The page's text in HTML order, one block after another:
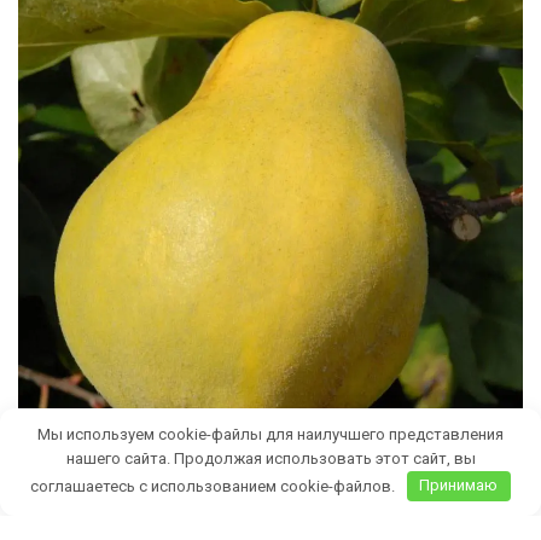
Мы используем cookie-файлы для наилучшего представления
нашего сайта. Продолжая использовать этот сайт, вы
соглашаетесь с использованием cookie-файлов.
Принимаю